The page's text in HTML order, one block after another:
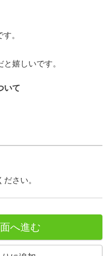
。
嬉しいです。
いて
さい。
へ進む